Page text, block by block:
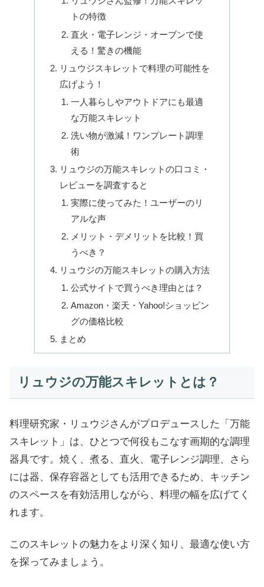
トの特徴
直火・電子レンジ・オーブンで使
える！驚きの機能
リュウジスキレットで料理の可能性を
広げよう！
一人暮らしやアウトドアにも最適
な万能スキレット
洗い物が激減！ワンプレート調理
術
リュウジの万能スキレットの口コミ・
レビューを調査すると
実際に使ってみた！ユーザーのリ
アルな声
メリット・デメリットを比較！買
うべき？
リュウジの万能スキレットの購入方法
公式サイトで買うべき理由とは？
Amazon・楽天・Yahoo!ショッピン
グの価格比較
まとめ
リュウジの万能スキレットとは？
料理研究家・リュウジさんがプロデュースした「万能
スキレット」は、ひとつで何役もこなす画期的な調理
器具です。焼く、煮る、直火、電子レンジ調理、さら
には器、保存容器としても活用できるため、キッチン
のスペースを有効活用しながら、料理の幅を広げてく
れます。
このスキレットの魅力をより深く知り、最適な使い方
を探ってみましょう。